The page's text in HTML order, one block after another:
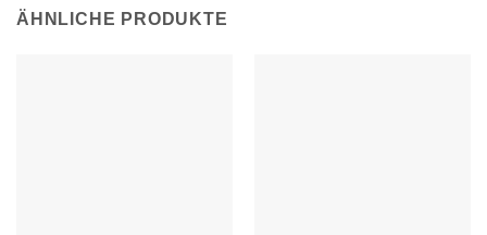
ÄHNLICHE PRODUKTE